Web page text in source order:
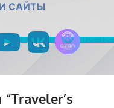
САЙТЫ
youtubevk